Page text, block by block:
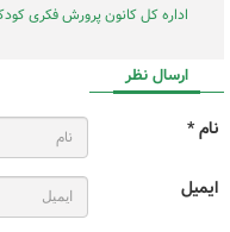
اداره کل کانون پرورش فکری
ارسال نظر
نام *
ایمیل